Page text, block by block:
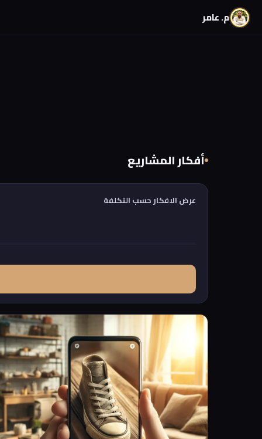
م. عامر
أفكار المشاريع
عرض الافكار حسب التكلفة